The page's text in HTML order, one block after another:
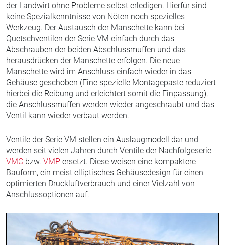
der Landwirt ohne Probleme selbst erledigen. Hierfür sind
keine Spezialkenntnisse von Nöten noch spezielles
Werkzeug. Der Austausch der Manschette kann bei
Quetschventilen der Serie VM einfach durch das
Abschrauben der beiden Abschlussmuffen und das
herausdrücken der Manschette erfolgen. Die neue
Manschette wird im Anschluss einfach wieder in das
Gehäuse geschoben (Eine spezielle Montagepaste reduziert
hierbei die Reibung und erleichtert somit die Einpassung),
die Anschlussmuffen werden wieder angeschraubt und das
Ventil kann wieder verbaut werden.
Ventile der Serie VM stellen ein Auslaugmodell dar und
werden seit vielen Jahren durch Ventile der Nachfolgeserie
VMC bzw. VMP ersetzt. Diese weisen eine kompaktere
Bauform, ein meist elliptisches Gehäusedesign für einen
optimierten Druckluftverbrauch und einer Vielzahl von
Anschlussoptionen auf.